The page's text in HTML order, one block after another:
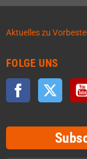
Aktuelles zu
FOLGE UNS
Facebook